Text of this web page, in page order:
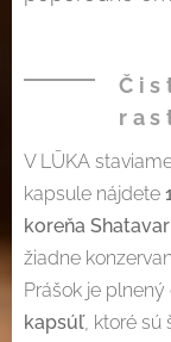
V LŪKA
kapsule nájdete
koreňa
žiadne
Prášok je plnený
kapsúľ, ktoré sú